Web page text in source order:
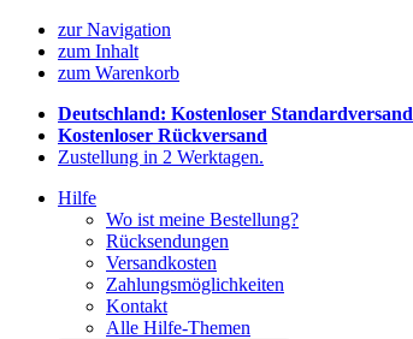
zur Navigation
zum Inhalt
zum Warenkorb
Deutschland: Kostenloser Standardversand
Kostenloser Rückversand
Zustellung in 2 Werktagen.
Hilfe
Wo ist meine Bestellung?
Rücksendungen
Versandkosten
Zahlungsmöglichkeiten
Kontakt
Alle Hilfe-Themen